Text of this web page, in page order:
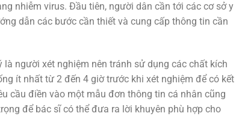
nhiễm virus. Đầu tiên, người dân cần tới các cơ sở y
dẫn các bước cần thiết và cung cấp thông tin cần
người xét nghiệm nên tránh sử dụng các chất kích
ít nhất từ 2 đến 4 giờ trước khi xét nghiệm để có kết
cầu điền vào một mẫu đơn thông tin cá nhân cũng
để bác sĩ có thể đưa ra lời khuyên phù hợp cho